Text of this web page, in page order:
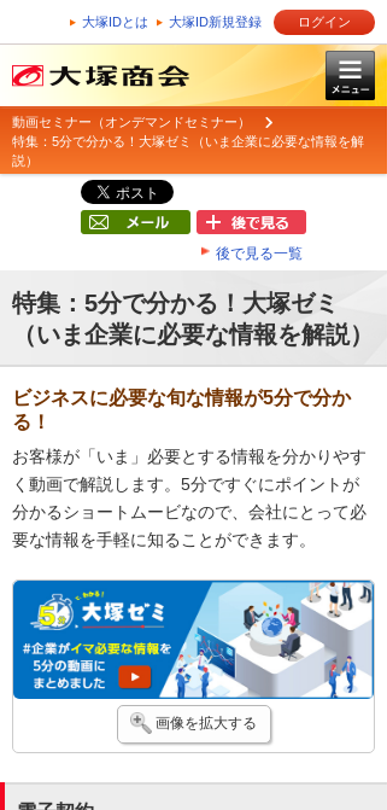
大塚IDとは 大塚ID新規登録 ログイン
動画セミナー（オンデマンドセミナー）
特集：5分で分かる！大塚ゼミ（いま企業に必要な情報を解
説）
後で見る一覧
特集：5分で分かる！大塚ゼミ
（いま企業に必要な情報を解説）
ビジネスに必要な旬な情報が5分で分か
る！
お客様が「いま」必要とする情報を分かりやす
く動画で解説します。5分ですぐにポイントが
分かるショートムービなので、会社にとって必
要な情報を手軽に知ることができます。
画像を拡大する